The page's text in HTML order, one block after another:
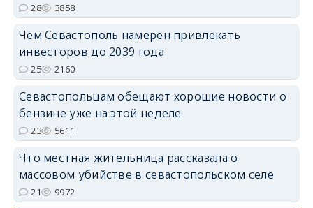
28 3858
Чем Севастополь намерен привлекать
инвесторов до 2039 года
25 2160
Севастопольцам обещают хорошие новости о
бензине уже на этой неделе
23 5611
Что местная жительница рассказала о
массовом убийстве в севастопольском селе
21 9972